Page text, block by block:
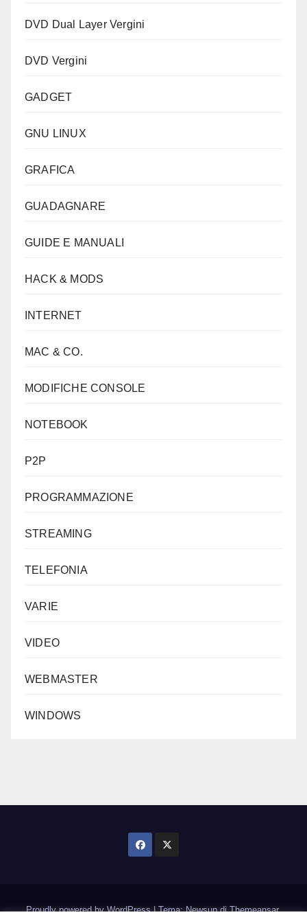
DVD Dual Layer Vergini
DVD Vergini
GADGET
GNU LINUX
GRAFICA
GUADAGNARE
GUIDE E MANUALI
HACK & MODS
INTERNET
MAC & CO.
MODIFICHE CONSOLE
NOTEBOOK
P2P
PROGRAMMAZIONE
STREAMING
TELEFONIA
VARIE
VIDEO
WEBMASTER
WINDOWS
Proudly powered by WordPress|Tema: Newsup diThemeansar.